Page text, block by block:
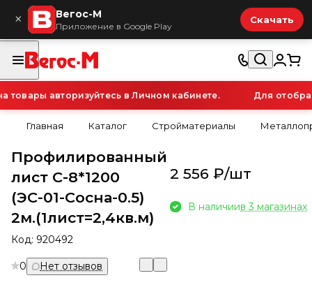
× Вегос-М
Приложение в Google Play
Скачать
авторизуйтесь в Личном кабинете. Для
Главная Каталог Стройматериалы
Профилированный
лист С-8*1200
(ЭС-01-Сосна-0.5)
2м.(1лист=2,4кв.м)
Код: 920492
0 Нет отзывов
2 556 ₽/шт
В наличиив 3 магазинах